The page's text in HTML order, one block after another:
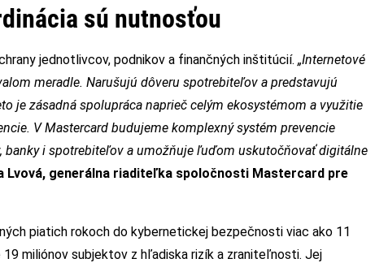
sú nutnosťou
jednotlivcov, podnikov a finančných inštitúcií. „Internetové
meradle. Narušujú dôveru spotrebiteľov a predstavujú
je zásadná spolupráca naprieč celým ekosystémom a využitie
V Mastercard budujeme komplexný systém prevencie
banky i spotrebiteľov a umožňuje ľuďom uskutočňovať digitálne
Lvová, generálna riaditeľka spoločnosti Mastercard pre
piatich rokoch do kybernetickej bezpečnosti viac ako 11
miliónov subjektov z hľadiska rizík a zraniteľnosti. Jej